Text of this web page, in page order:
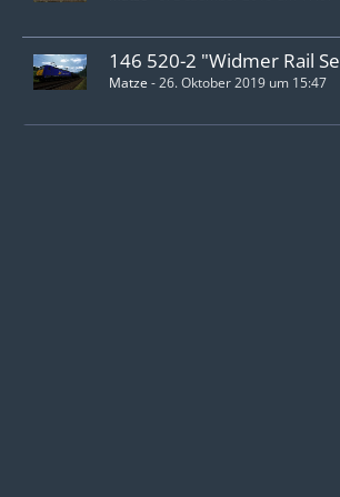
146 520-2 "Widmer Rail
Matze -26. Oktober 2019 um 15:47